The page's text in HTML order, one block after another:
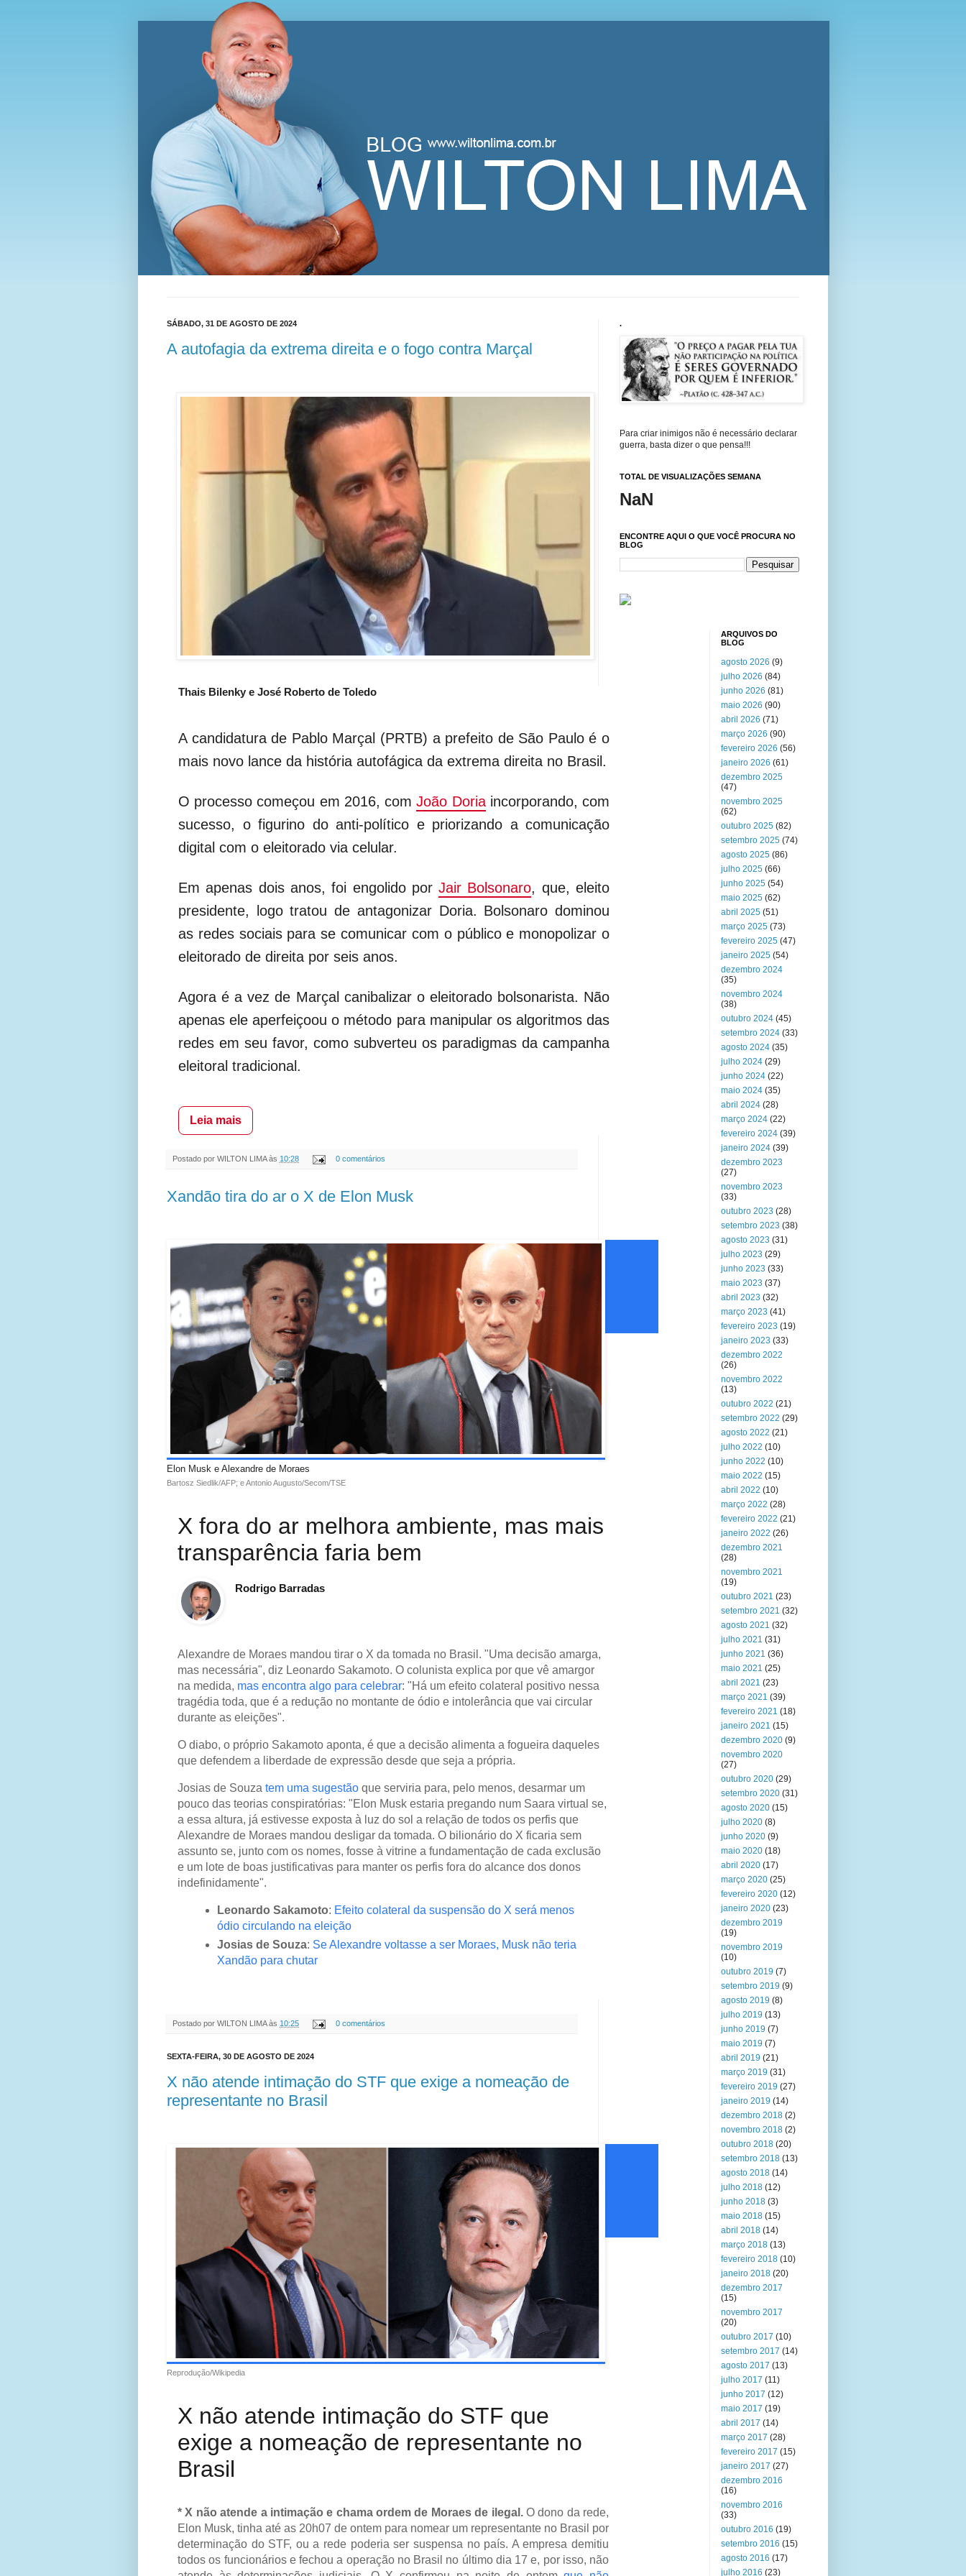
Blog Wilton Lima
SÁBADO, 31 DE AGOSTO DE 2024
A autofagia da extrema direita e o fogo contra Marçal
Thais Bilenky e José Roberto de Toledo
A candidatura de Pablo Marçal (PRTB) a prefeito de São Paulo é o
mais novo lance da história autofágica da extrema direita no Brasil.
O processo começou em 2016, comJoão Doriaincorporando, com
sucesso, o figurino do anti-político e priorizando a comunicação
digital com o eleitorado via celular.
Em apenas dois anos, foi engolido porJair Bolsonaro, que, eleito
presidente, logo tratou de antagonizar Doria. Bolsonaro dominou
as redes sociais para se comunicar com o público e monopolizar o
eleitorado de direita por seis anos.
Agora é a vez de Marçal canibalizar o eleitorado bolsonarista. Não
apenas ele aperfeiçoou o método para manipular os algoritmos das
redes em seu favor, como subverteu os paradigmas da campanha
eleitoral tradicional.
Leia mais
Postado por WILTON LIMA às 10:28 0 comentários
Xandão tira do ar o X de Elon Musk
Elon Musk e Alexandre de Moraes
Bartosz Siedlik/AFP; e Antonio Augusto/Secom/TSE
X fora do ar melhora ambiente, mas mais
transparência faria bem
Rodrigo Barradas
Alexandre de Moraes mandou tirar o X da tomada no Brasil. "Uma decisão amarga,
mas necessária", diz Leonardo Sakamoto. O colunista explica por que vê amargor
na medida, mas encontra algo para celebrar: "Há um efeito colateral positivo nessa
tragédia toda, que é a redução no montante de ódio e intolerância que vai circular
durante as eleições".
O diabo, o próprio Sakamoto aponta, é que a decisão alimenta a fogueira daqueles
que defendem a liberdade de expressão desde que seja a própria.
Josias de Souza tem uma sugestão que serviria para, pelo menos, desarmar um
pouco das teorias conspiratórias: "Elon Musk estaria pregando num Saara virtual se,
a essa altura, já estivesse exposta à luz do sol a relação de todos os perfis que
Alexandre de Moraes mandou desligar da tomada. O bilionário do X ficaria sem
assunto se, junto com os nomes, fosse à vitrine a fundamentação de cada exclusão
e um lote de boas justificativas para manter os perfis fora do alcance dos donos
indefinidamente".
Leonardo Sakamoto: Efeito colateral da suspensão do X será menos
ódio circulando na eleição
Josias de Souza: Se Alexandre voltasse a ser Moraes, Musk não teria
Xandão para chutar
Postado por WILTON LIMA às 10:25 0 comentários
SEXTA-FEIRA, 30 DE AGOSTO DE 2024
X não atende intimação do STF que exige a nomeação de
representante no Brasil
Reprodução/Wikipedia
X não atende intimação do STF que
exige a nomeação de representante no
Brasil
* X não atende a intimação e chama ordem de Moraes de ilegal. O dono da rede,
Elon Musk, tinha até as 20h07 de ontem para nomear um representante no Brasil por
determinação do STF, ou a rede poderia ser suspensa no país. A empresa demitiu
todos os funcionários e fechou a operação no Brasil no último dia 17 e, por isso, não
.
Para criar inimigos não é necessário declarar
guerra, basta dizer o que pensa!!!
TOTAL DE VISUALIZAÇÕES SEMANA
NaN
ENCONTRE AQUI O QUE VOCÊ PROCURA NO
BLOG
ARQUIVOS DO
BLOG
agosto 2026 (9)
julho 2026 (84)
junho 2026 (81)
maio 2026 (90)
abril 2026 (71)
março 2026 (90)
fevereiro 2026 (56)
janeiro 2026 (61)
dezembro 2025
(47)
novembro 2025
(62)
outubro 2025 (82)
setembro 2025 (74)
agosto 2025 (86)
julho 2025 (66)
junho 2025 (54)
maio 2025 (62)
abril 2025 (51)
março 2025 (73)
fevereiro 2025 (47)
janeiro 2025 (54)
dezembro 2024
(35)
novembro 2024
(38)
outubro 2024 (45)
setembro 2024 (33)
agosto 2024 (35)
julho 2024 (29)
junho 2024 (22)
maio 2024 (35)
abril 2024 (28)
março 2024 (22)
fevereiro 2024 (39)
janeiro 2024 (39)
dezembro 2023
(27)
novembro 2023
(33)
outubro 2023 (28)
setembro 2023 (38)
agosto 2023 (31)
julho 2023 (29)
junho 2023 (33)
maio 2023 (37)
abril 2023 (32)
março 2023 (41)
fevereiro 2023 (19)
janeiro 2023 (33)
dezembro 2022
(26)
novembro 2022
(13)
outubro 2022 (21)
setembro 2022 (29)
agosto 2022 (21)
julho 2022 (10)
junho 2022 (10)
maio 2022 (15)
abril 2022 (10)
março 2022 (28)
fevereiro 2022 (21)
janeiro 2022 (26)
dezembro 2021
(28)
novembro 2021
(19)
outubro 2021 (23)
setembro 2021 (32)
agosto 2021 (32)
julho 2021 (31)
junho 2021 (36)
maio 2021 (25)
abril 2021 (23)
março 2021 (39)
fevereiro 2021 (18)
janeiro 2021 (15)
dezembro 2020 (9)
novembro 2020
(27)
outubro 2020 (29)
setembro 2020 (31)
agosto 2020 (15)
julho 2020 (8)
junho 2020 (9)
maio 2020 (18)
abril 2020 (17)
março 2020 (25)
fevereiro 2020 (12)
janeiro 2020 (23)
dezembro 2019
(19)
novembro 2019
(10)
outubro 2019 (7)
setembro 2019 (9)
agosto 2019 (8)
julho 2019 (13)
junho 2019 (7)
maio 2019 (7)
abril 2019 (21)
março 2019 (31)
fevereiro 2019 (27)
janeiro 2019 (14)
dezembro 2018 (2)
novembro 2018 (2)
outubro 2018 (20)
setembro 2018 (13)
agosto 2018 (14)
julho 2018 (12)
junho 2018 (3)
maio 2018 (15)
abril 2018 (14)
março 2018 (13)
fevereiro 2018 (10)
janeiro 2018 (20)
dezembro 2017
(15)
novembro 2017
(20)
outubro 2017 (10)
setembro 2017 (14)
agosto 2017 (13)
julho 2017 (11)
junho 2017 (12)
maio 2017 (19)
abril 2017 (14)
março 2017 (28)
fevereiro 2017 (15)
janeiro 2017 (27)
dezembro 2016
(16)
novembro 2016
(33)
outubro 2016 (19)
setembro 2016 (15)
agosto 2016 (17)
julho 2016 (23)